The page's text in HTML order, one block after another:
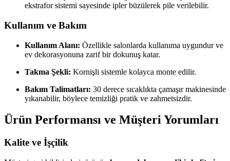
ekstrafor sistemi sayesinde ipler büzülerek pile verilebilir.
Kullanım ve Bakım
Kullanım Alanı: Özellikle salonlarda kullanıma uygundur ve
ev dekorasyonuna zarif bir dokunuş katar.
Takma Şekli: Kornişli sistemle kolayca monte edilir.
Bakım Talimatları: 30 derece sıcaklıkta çamaşır makinesinde
yıkanabilir, böylece temizliği pratik ve zahmetsizdir.
Ürün Performansı ve Müşteri Yorumları
Kalite ve İşçilik